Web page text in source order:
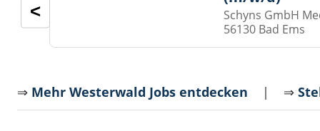
Schyns GmbH
56130 Bad Ems
<
⇒ Mehr Westerwald Jobs entdecken | ⇒